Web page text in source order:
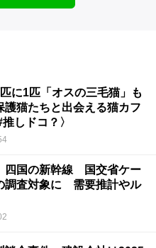
匹に1匹「オスの三毛猫」も
護猫たちと出会える猫カフ
しドコ？〉
四国の新幹線 国交省ケー
調査対象に 需要推計やル